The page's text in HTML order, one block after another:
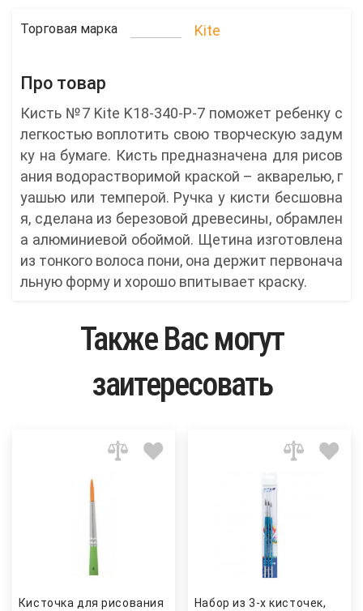
Торговая марка Kite
Про товар
Кисть №7 Kite K18-340-P-7 поможет ребенку с
легкостью воплотить свою творческую задум
ку на бумаге. Кисть предназначена для рисов
ания водорастворимой краской – акварелью, г
уашью или темперой. Ручка у кисти бесшовна
я, сделана из березовой древесины, обрамлен
а алюминиевой обоймой. Щетина изготовлена
из тонкого волоса пони, она держит первонача
льную форму и хорошо впитывает краску.
Также Вас могут
заитересовать
Кисточка для рисования
Набор из 3-х кисточек,